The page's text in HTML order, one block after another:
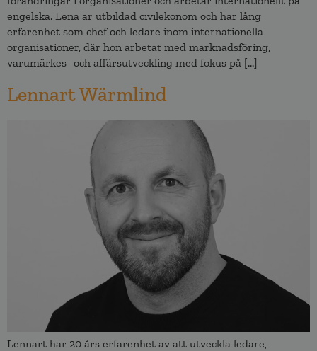
engelska. Lena är utbildad civilekonom och har lång
erfarenhet som chef och ledare inom internationella
organisationer, där hon arbetat med marknadsföring,
varumärkes- och affärsutveckling med fokus på […]
Lennart Wärmlind
Lennart har 20 års erfarenhet av att utveckla ledare,